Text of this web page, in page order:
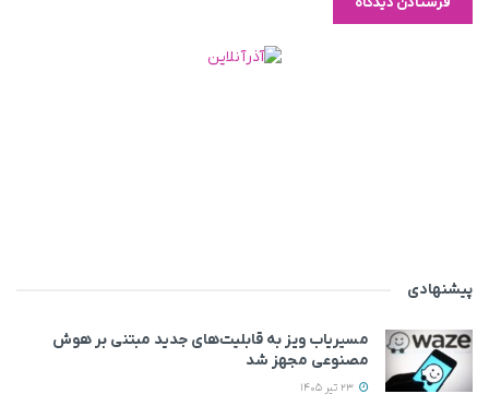
پیشنهادی
مسیریاب ویز به قابلیت‌های جدید مبتنی بر هوش
مصنوعی مجهز شد